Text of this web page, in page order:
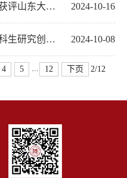
2024-10-16
基层教学组织
2024-10-08
项目申报通知
4 5 12 下页 2/12